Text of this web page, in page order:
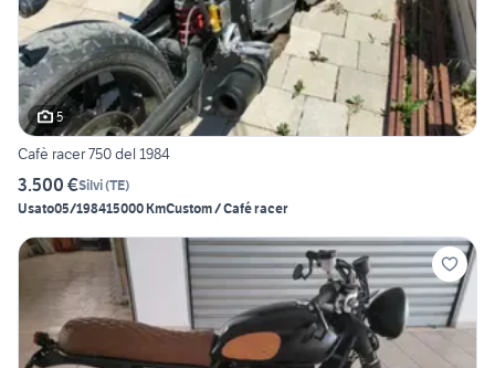
5
Cafè racer 750 del 1984
3.500 €Silvi(TE)
Usato05/198415000 KmCustom / Café racer